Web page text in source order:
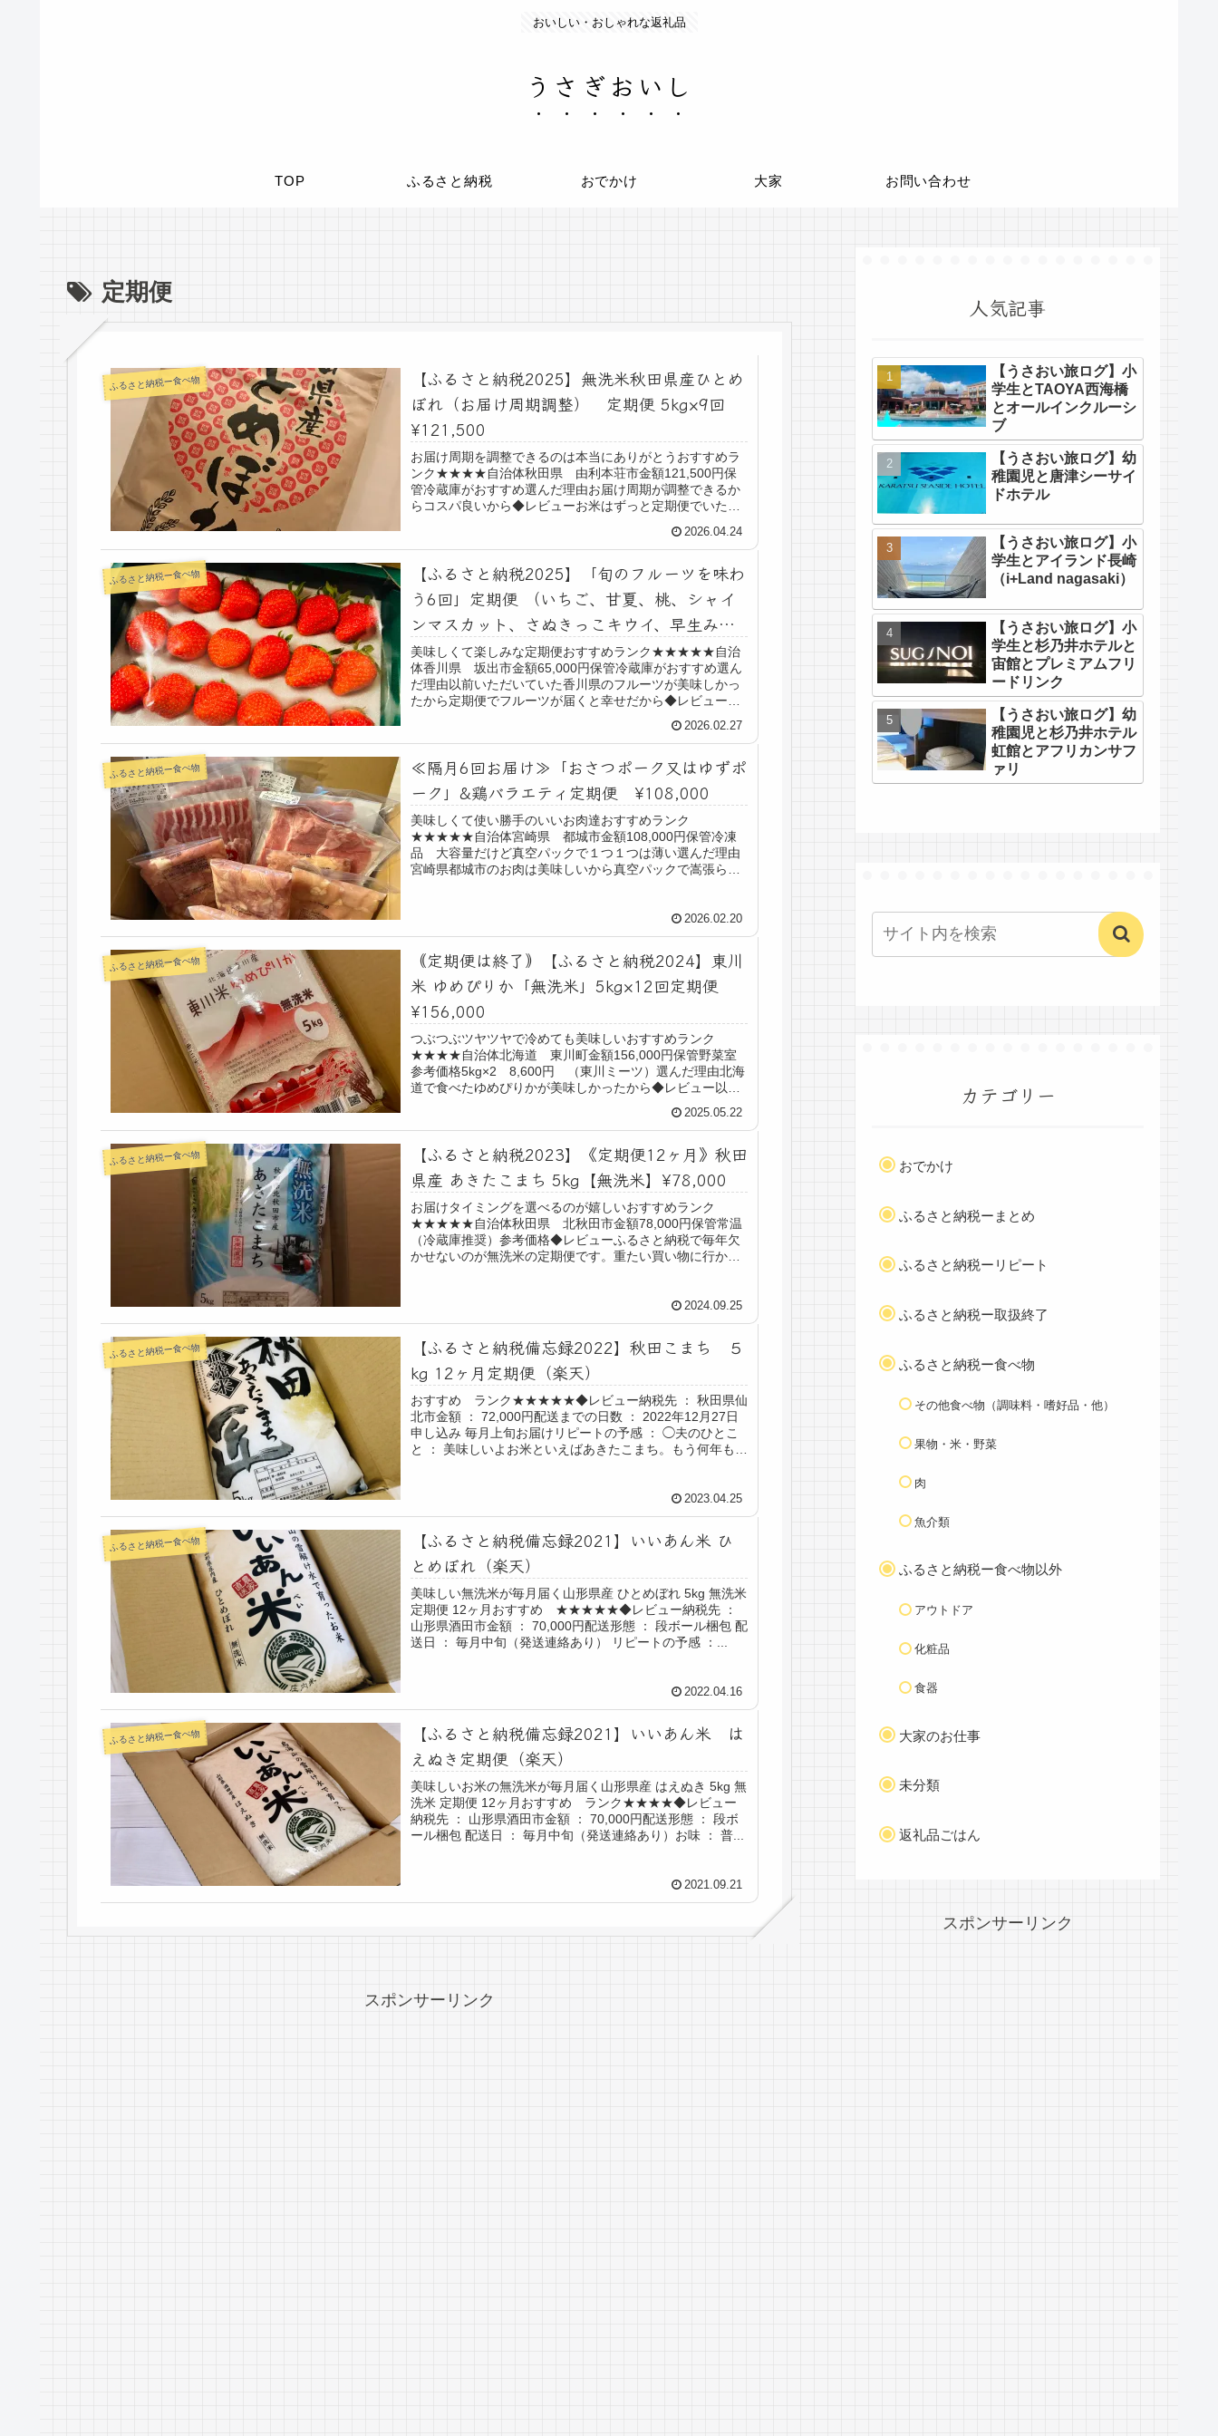
おいしい・おしゃれな返礼品
うさぎおいし
TOP ふるさと納税 おでかけ 大家 お問い合わせ
定期便
ふるさと納税ー食べ物
【ふるさと納税2025】無洗米秋田県産ひとめ
ぼれ（お届け周期調整） 定期便 5kg×9回
¥121,500
お届け周期を調整できるのは本当にありがとうおすすめラ
ンク★★★★自治体秋田県 由利本荘市金額121,500円保
管冷蔵庫がおすすめ選んだ理由お届け周期が調整できるか
らコスパ良いから◆レビューお米はずっと定期便でいただ
2026.04.24
ふるさと納税ー食べ物
【ふるさと納税2025】「旬のフルーツを味わ
う6回」定期便 （いちご、甘夏、桃、シャイ
ンマスカット、さぬきっこキウイ、早生みか
ん）
美味しくて楽しみな定期便おすすめランク★★★★★自治
体香川県 坂出市金額65,000円保管冷蔵庫がおすすめ選ん
だ理由以前いただいていた香川県のフルーツが美味しかっ
たから定期便でフルーツが届くと幸せだから◆レビュー以
2026.02.27
ふるさと納税ー食べ物
≪隔月6回お届け≫「おさつポーク又はゆずポ
ーク」&鶏バラエティ定期便 ¥108,000
美味しくて使い勝手のいいお肉達おすすめランク
★★★★★自治体宮崎県 都城市金額108,000円保管冷凍
品 大容量だけど真空パックで１つ１つは薄い選んだ理由
宮崎県都城市のお肉は美味しいから真空パックで嵩張らな
2026.02.20
ふるさと納税ー食べ物
｟定期便は終了｠【ふるさと納税2024】東川
米 ゆめぴりか「無洗米」5kg×12回定期便
¥156,000
つぶつぶツヤツヤで冷めても美味しいおすすめランク
★★★★自治体北海道 東川町金額156,000円保管野菜室
参考価格5kg×2 8,600円 （東川ミーツ）選んだ理由北海
道で食べたゆめぴりかが美味しかったから◆レビュー以前
2025.05.22
ふるさと納税ー食べ物
【ふるさと納税2023】《定期便12ヶ月》秋田
県産 あきたこまち 5kg【無洗米】¥78,000
お届けタイミングを選べるのが嬉しいおすすめランク
★★★★★自治体秋田県 北秋田市金額78,000円保管常温
（冷蔵庫推奨）参考価格◆レビューふるさと納税で毎年欠
かせないのが無洗米の定期便です。重たい買い物に行かず
2024.09.25
ふるさと納税ー食べ物
【ふるさと納税備忘録2022】秋田こまち ５
kg 12ヶ月定期便（楽天）
おすすめ ランク★★★★★◆レビュー納税先 ： 秋田県仙
北市金額 ： 72,000円配送までの日数 ： 2022年12月27日
申し込み 毎月上旬お届けリピートの予感 ： ◯夫のひとこ
と ： 美味しいよお米といえばあきたこまち。もう何年も
2023.04.25
ふるさと納税ー食べ物
【ふるさと納税備忘録2021】いいあん米 ひ
とめぼれ（楽天）
美味しい無洗米が毎月届く山形県産 ひとめぼれ 5kg 無洗米
定期便 12ヶ月おすすめ ★★★★★◆レビュー納税先 ：
山形県酒田市金額 ： 70,000円配送形態 ： 段ボール梱包 配
送日 ： 毎月中旬（発送連絡あり） リピートの予感 ：...
2022.04.16
ふるさと納税ー食べ物
【ふるさと納税備忘録2021】いいあん米 は
えぬき定期便（楽天）
美味しいお米の無洗米が毎月届く山形県産 はえぬき 5kg 無
洗米 定期便 12ヶ月おすすめ ランク★★★★◆レビュー
納税先 ： 山形県酒田市金額 ： 70,000円配送形態 ： 段ボ
ール梱包 配送日 ： 毎月中旬（発送連絡あり）お味 ： 普...
2021.09.21
スポンサーリンク
人気記事
【うさおい旅ログ】小
学生とTAOYA西海橋
とオールインクルーシ
ブ
【うさおい旅ログ】幼
稚園児と唐津シーサイ
ドホテル
【うさおい旅ログ】小
学生とアイランド長崎
（i+Land nagasaki）
【うさおい旅ログ】小
学生と杉乃井ホテルと
宙館とプレミアムフリ
ードリンク
【うさおい旅ログ】幼
稚園児と杉乃井ホテル
虹館とアフリカンサフ
ァリ
カテゴリー
おでかけ
ふるさと納税ーまとめ
ふるさと納税ーリピート
ふるさと納税ー取扱終了
ふるさと納税ー食べ物
その他食べ物（調味料・嗜好品・他）
果物・米・野菜
肉
魚介類
ふるさと納税ー食べ物以外
アウトドア
化粧品
食器
大家のお仕事
未分類
返礼品ごはん
スポンサーリンク